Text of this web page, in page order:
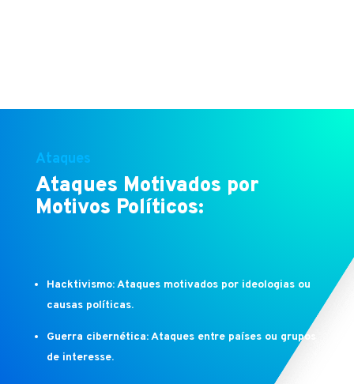
Ataques
Ataques Motivados por
Motivos Políticos:
Hacktivismo: Ataques motivados por ideologias ou
causas políticas.
Guerra cibernética: Ataques entre países ou grupos
de interesse.